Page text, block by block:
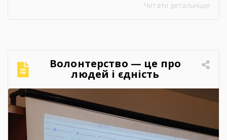
«Сучасний стан та перспективи розвитку
аналізом та прагненням осмислити сучасні
виклики й перспективи розвитку аграрної
сфери Чортківського […]
Читати детальніше
Волонтерство — це про
людей і єдність